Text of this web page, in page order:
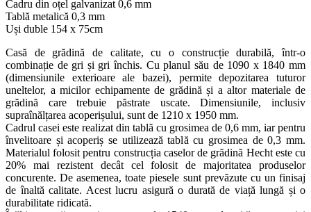
Cadru din oțel galvanizat 0,6 mm
Tablă metalică 0,3 mm
Uși duble 154 x 75cm
Casă de grădină de calitate, cu o construcție durabilă, într-o
combinație de gri și gri închis. Cu planul său de 1090 x 1840 mm
(dimensiunile exterioare ale bazei), permite depozitarea tuturor
uneltelor, a micilor echipamente de grădină și a altor materiale de
grădină care trebuie păstrate uscate. Dimensiunile, inclusiv
supraînălțarea acoperișului, sunt de 1210 x 1950 mm.
Cadrul casei este realizat din tablă cu grosimea de 0,6 mm, iar pentru
învelitoare și acoperiș se utilizează tablă cu grosimea de 0,3 mm.
Materialul folosit pentru construcția caselor de grădină Hecht este cu
20% mai rezistent decât cel folosit de majoritatea produselor
concurente. De asemenea, toate piesele sunt prevăzute cu un finisaj
de înaltă calitate. Acest lucru asigură o durată de viață lungă și o
durabilitate ridicată.